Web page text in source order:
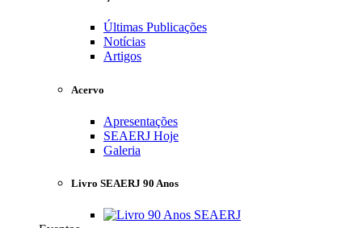
Últimas Publicações
Notícias
Artigos
Acervo
Apresentações
SEAERJ Hoje
Galeria
Livro SEAERJ 90 Anos